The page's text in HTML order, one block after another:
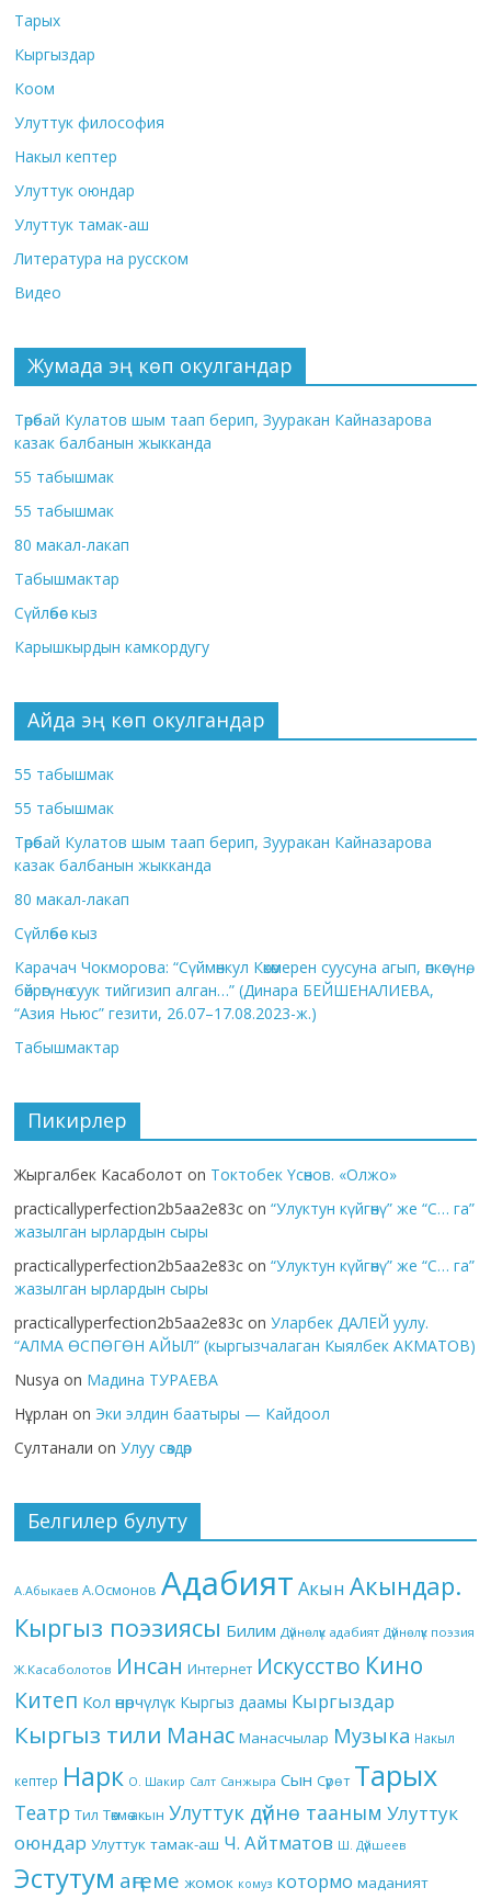
Тарых
Кыргыздар
Коом
Улуттук философия
Накыл кептер
Улуттук оюндар
Улуттук тамак-аш
Литература на русском
Видео
Жумада эң көп окулгандар
Төрөбай Кулатов шым таап берип, Зууракан Кайназарова
казак балбанын жыкканда
55 табышмак
55 табышмак
80 макал-лакап
Табышмактар
Сүйлөбөс кыз
Карышкырдын камкордугу
Айда эң көп окулгандар
55 табышмак
55 табышмак
Төрөбай Кулатов шым таап берип, Зууракан Кайназарова
казак балбанын жыкканда
80 макал-лакап
Сүйлөбөс кыз
Карачач Чокморова: “Сүймөнкул Көкөмерен суусуна агып, өпкөсүнө,
бөйрөгүнө суук тийгизип алган…” (Динара БЕЙШЕНАЛИЕВА,
“Азия Ньюс” гезити, 26.07–17.08.2023-ж.)
Табышмактар
Пикирлер
Жыргалбек Касаболот on Токтобек Үсөнов. «Олжо»
practicallyperfection2b5aa2e83c on“Улуктун күйгөнү” же “С… га”
жазылган ырлардын сыры
practicallyperfection2b5aa2e83c on“Улуктун күйгөнү” же “С… га”
жазылган ырлардын сыры
practicallyperfection2b5aa2e83c onУларбек ДАЛЕЙ уулу.
“АЛМА ӨСПӨГӨН АЙЫЛ” (кыргызчалаган Кыялбек АКМАТОВ)
Nusya on Мадина ТУРАЕВА
Нұрлан on Эки элдин баатыры — Кайдоол
Султанали onУлуу сөздөр
Белгилер булуту
А.Абыкаев А.Осмонов Адабият Акын Акындар.
Кыргыз поэзиясы Билим Дүйнөлүк адабият Дүйнөлүк поэзия
Ж.Касаболотов Инсан Интернет Искусство Кино
Китеп Кол өнөрчүлүк Кыргыз даамы Кыргыздар
Кыргыз тили Манас Манасчылар Музыка Накыл
кептер Нарк О. Шакир Салт Санжыра Сын Сүрөт Тарых
Театр Тил Төкмө акын Улуттук дүйнө тааным Улуттук
оюндар Улуттук тамак-аш Ч. Айтматов Ш. Дүйшеев
Эстутум аңгеме жомок комуз котормо маданият